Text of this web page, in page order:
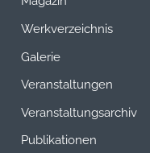
Werkverzeichnis
Galerie
Veranstaltungen
Veranstaltungsarchiv
Publikationen